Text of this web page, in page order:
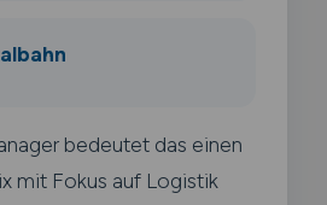
bedeutet das einen
mit Fokus auf Logistik